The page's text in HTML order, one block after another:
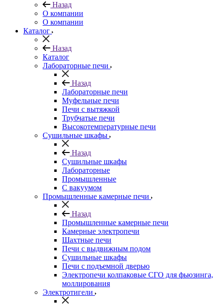
Назад
О компании
О компании
Каталог
Назад
Каталог
Лабораторные печи
Назад
Лабораторные печи
Муфельные печи
Печи с вытяжкой
Трубчатые печи
Высокотемпературные печи
Сушильные шкафы
Назад
Сушильные шкафы
Лабораторные
Промышленные
С вакуумом
Промышленные камерные печи
Назад
Промышленные камерные печи
Камерные электропечи
Шахтные печи
Печи с выдвижным подом
Сушильные шкафы
Печи с подъемной дверью
Электропечи колпаковые СГО для фьюзинга,
моллирования
Электротигели